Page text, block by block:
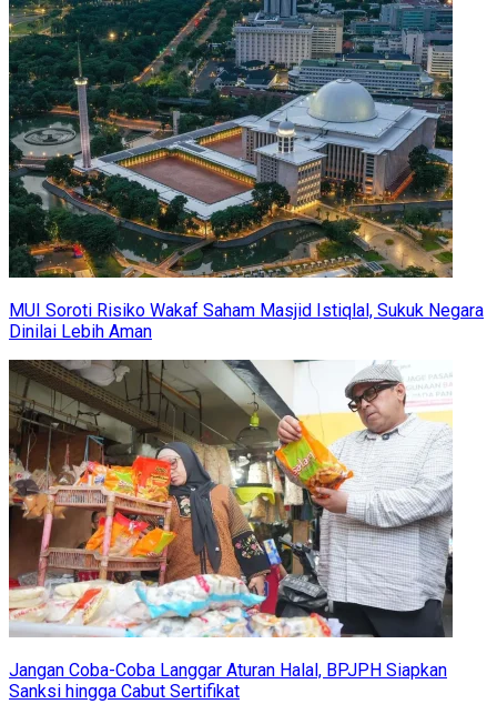
MUI Soroti Risiko Wakaf Saham Masjid Istiqlal, Sukuk Negara
Dinilai Lebih Aman
Jangan Coba-Coba Langgar Aturan Halal, BPJPH Siapkan
Sanksi hingga Cabut Sertifikat